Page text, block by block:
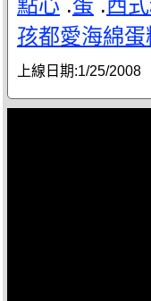
點心 .蛋 .西
孩都愛海綿蛋
上線日期:1/25/2008